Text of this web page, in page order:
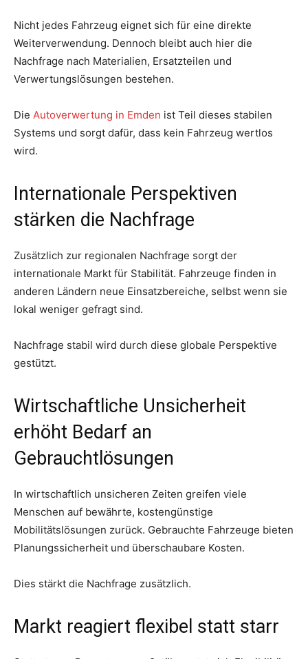
Nicht jedes Fahrzeug eignet sich für eine direkte
Weiterverwendung. Dennoch bleibt auch hier die
Nachfrage nach Materialien, Ersatzteilen und
Verwertungslösungen bestehen.
Die Autoverwertung in Emden ist Teil dieses stabilen
Systems und sorgt dafür, dass kein Fahrzeug wertlos
wird.
Internationale Perspektiven
stärken die Nachfrage
Zusätzlich zur regionalen Nachfrage sorgt der
internationale Markt für Stabilität. Fahrzeuge finden in
anderen Ländern neue Einsatzbereiche, selbst wenn sie
lokal weniger gefragt sind.
Nachfrage stabil wird durch diese globale Perspektive
gestützt.
Wirtschaftliche Unsicherheit
erhöht Bedarf an
Gebrauchtlösungen
In wirtschaftlich unsicheren Zeiten greifen viele
Menschen auf bewährte, kostengünstige
Mobilitätslösungen zurück. Gebrauchte Fahrzeuge bieten
Planungssicherheit und überschaubare Kosten.
Dies stärkt die Nachfrage zusätzlich.
Markt reagiert flexibel statt starr